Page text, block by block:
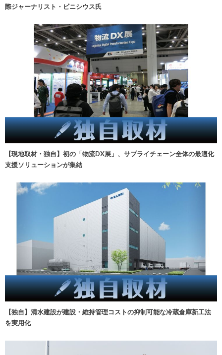
際ジャーナリスト・ビニシウス氏
【現地取材・独自】初の「物流DX展」、サプライチェーン全体の最適化
支援ソリューションが集結
【独自】清水建設が建設・維持管理コストの抑制可能な冷蔵倉庫新工法
を実用化